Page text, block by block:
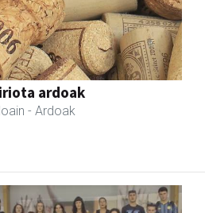
ardoak
- Ardoak